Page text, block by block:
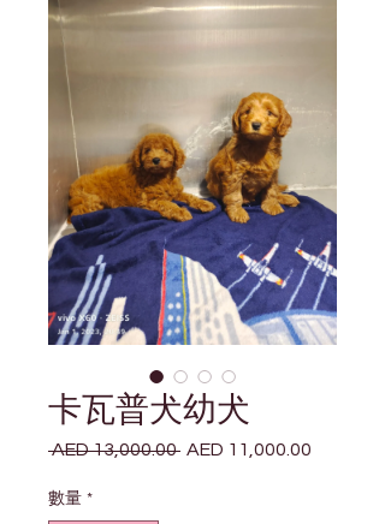
卡瓦普犬幼犬
AED 13,000.00 一AED 11,000.00
數量 *